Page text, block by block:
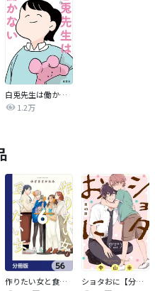
白兎先生は働かない【タテヨミ】
1.2万
作りたい女と食べたい女【分冊版】
ショタおに【分冊版】